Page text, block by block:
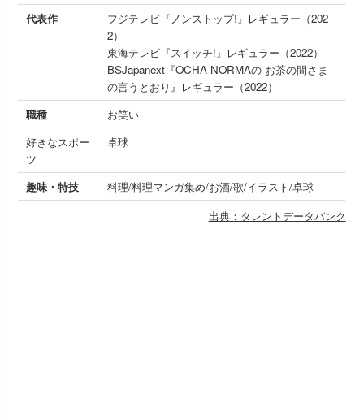
代表作
フジテレビ『ノンストップ!』レギュラー（202
2）
東海テレビ『スイッチ!』レギュラー（2022）
BSJapanext『OCHA NORMAの お茶の間さま
の言うとおり』レギュラー（2022）
職種
お笑い
好きなスポー
ツ
卓球
趣味・特技
料理/料理マンガ集め/お酒/歌/イラスト/卓球
出典：タレントデータバンク